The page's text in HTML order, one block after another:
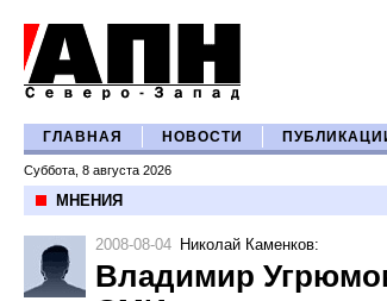
ГЛАВНАЯ НОВОСТИ
Суббота, 8 августа 2026
МНЕНИЯ
2008-08-04 Николай Каменков:
Владимир